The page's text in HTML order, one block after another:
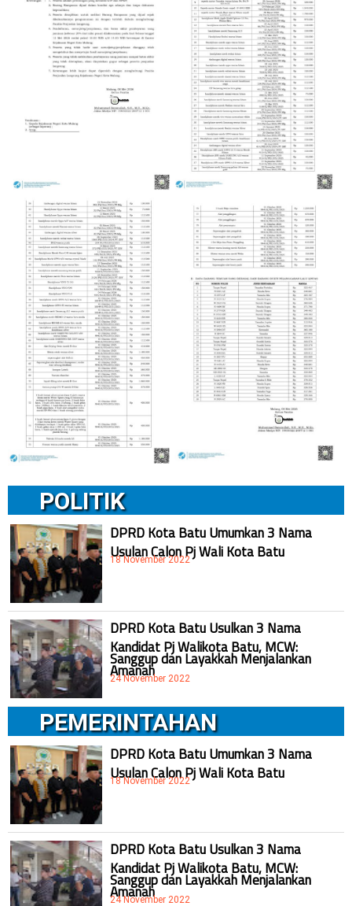
POLITIK
DPRD Kota Batu Umumkan 3 Nama
Usulan Calon Pj Wali Kota Batu
18 November 2022
DPRD Kota Batu Usulkan 3 Nama
Kandidat Pj Walikota Batu, MCW:
Sanggup dan Layakkah Menjalankan
Amanah
24 November 2022
PEMERINTAHAN
DPRD Kota Batu Umumkan 3 Nama
Usulan Calon Pj Wali Kota Batu
18 November 2022
DPRD Kota Batu Usulkan 3 Nama
Kandidat Pj Walikota Batu, MCW:
Sanggup dan Layakkah Menjalankan
Amanah
24 November 2022